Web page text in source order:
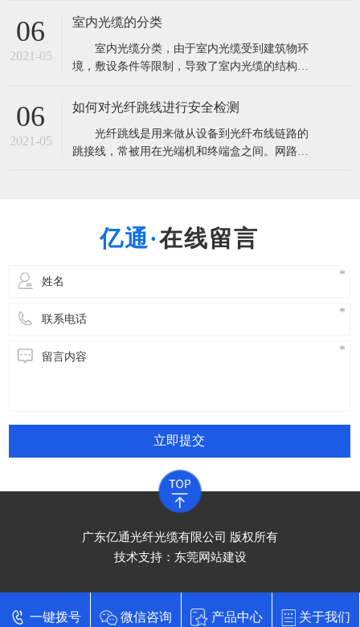
在水泥路面上开槽，将微型光缆布放在路槽内；
装用光缆 气吹敷设方式即是利用压缩空气的高速
气流将微缆吹入指定的管道中。气吹敷设方式
06
2021-05
室内光缆的分类
室内光缆分类，由于室内光缆受到建筑物环
境，敷设条件等限制，导致了室内光缆的结构设
缆的机械性能与光学性能各有侧重等。 1.按
缆，室内配线光缆和室内中继光缆三种。 室
内主干光缆主要是提供建筑物内、外之间
06
2021-05
如何对光纤跳线进行安全检测
光纤跳线是用来做从设备到光纤布线链路的
跳接线，常被用在光端机和终端盒之间。网路的
指标：插入损耗小于0.3dB回波损耗大于45
在线留言
立即提交
广东亿通光纤光缆有限公司 版权所有
技术支持： 东莞网站建设
一键拨号 微信咨询 产品中心 关于我们